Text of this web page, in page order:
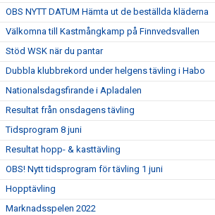
OBS NYTT DATUM Hämta ut de beställda kläderna
Välkomna till Kastmångkamp på Finnvedsvallen
Stöd WSK när du pantar
Dubbla klubbrekord under helgens tävling i Habo
Nationalsdagsfirande i Apladalen
Resultat från onsdagens tävling
Tidsprogram 8 juni
Resultat hopp- & kasttävling
OBS! Nytt tidsprogram för tävling 1 juni
Hopptävling
Marknadsspelen 2022